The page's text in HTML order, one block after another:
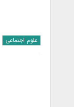
علوم اجتماعی